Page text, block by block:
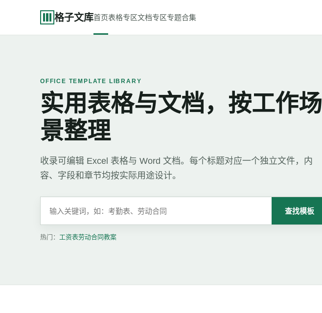
格子文库首页表格专区文档专区专题合集
OFFICE TEMPLATE LIBRARY
实用表格与文档，按工作场
景整理
收录可编辑 Excel 表格与 Word 文档。每个标题对应一个独立文件，内
容、字段和章节均按实际用途设计。
查找模板
热门： 工资表劳动合同教案